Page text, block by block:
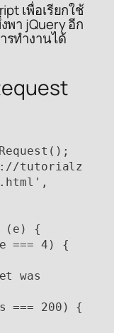
เพื่อเรียกใช้
พา jQuery อีก
รทำงานได้
tutorialz
(e) {